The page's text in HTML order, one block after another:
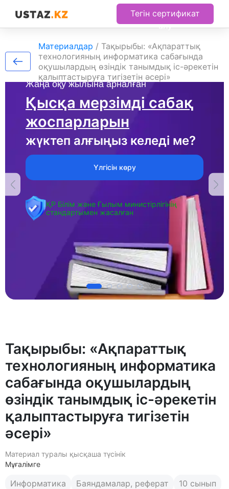
Тегін сертификат
алу
Жаңа оқу жылына арналған
Қысқа мерзімді сабақ
жоспарларын
жүктеп алғыңыз келеді ме?
Үлгісін көру
ҚР Білім және Ғылым министірлігінің
стандартымен жасалған
Материалдар / Тақырыбы: «Ақпараттық
технологияның информатика сабағында
оқушылардың өзіндік танымдық іс-әрекетін
қалыптастыруға тигізетін әсері»
Тақырыбы: «Ақпараттық
технологияның информатика
сабағында оқушылардың
өзіндік танымдық іс-әрекетін
қалыптастыруға тигізетін
әсері»
Материал туралы қысқаша түсінік
Мұғалімге
Информатика Баяндамалар, реферат 10 сынып